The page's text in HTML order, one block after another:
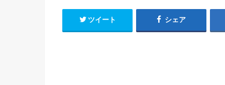
ツイート シェア